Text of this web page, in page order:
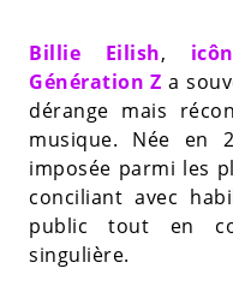
Billie Eilish,
Génération Z a
dérange mais
musique. Née en
imposée parmi les
conciliant avec
public tout en
singulière.